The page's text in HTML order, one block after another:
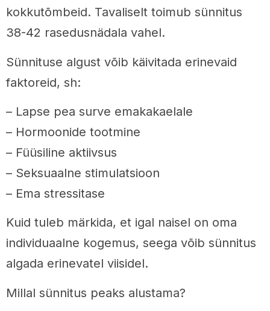
kokkutõmbeid. Tavaliselt toimub sünnitus
38-42 rasedusnädala vahel.
Sünnituse algust võib käivitada erinevaid
faktoreid, sh:
– Lapse pea surve emakakaelale
– Hormoonide tootmine
– Füüsiline aktiivsus
– Seksuaalne stimulatsioon
– Ema stressitase
Kuid tuleb märkida, et igal naisel on oma
individuaalne kogemus, seega võib sünnitus
algada erinevatel viisidel.
Millal sünnitus peaks alustama?